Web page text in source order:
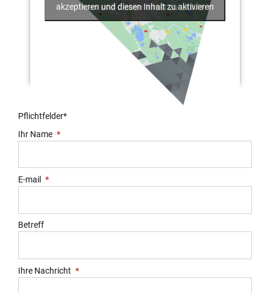
akzeptieren und diesen Inhalt zu aktivieren
akzeptieren und diesen Inhalt zu aktivieren
Pflichtfelder*
Ihr Name
E-mail
Betreff
Ihre Nachricht